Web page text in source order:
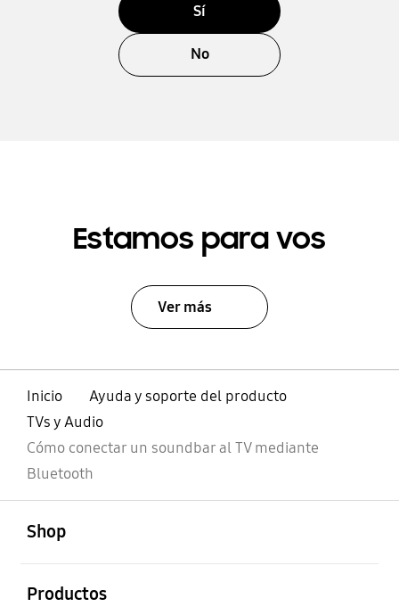
Sí
No
Estamos para vos
Ver más
Inicio
Ayuda y soporte del producto
TVs y Audio
Cómo conectar un soundbar al TV mediante
Bluetooth
Shop
Productos